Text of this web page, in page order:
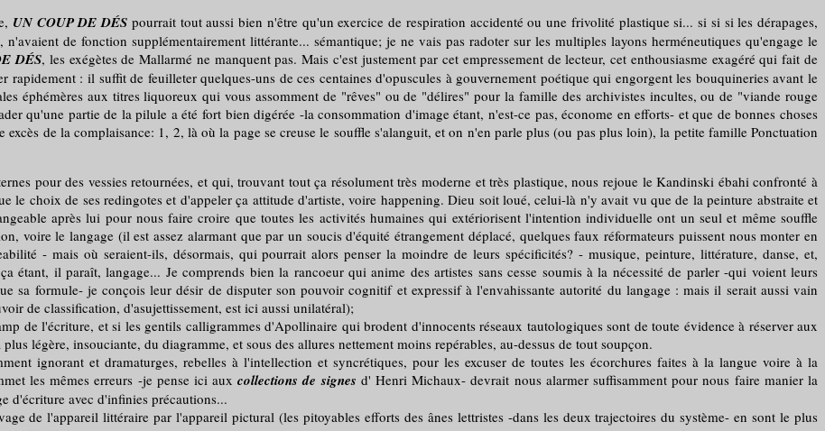
UN COUP DE DÉS pourrait tout aussi bien n'être qu'un exercice de respiration accidenté ou une frivolité plastique si... si si si les dérapages,
n'avaient de fonction supplémentairement littérante... sémantique; je ne vais pas radoter sur les multiples layons herméneutiques qu'engage le
DÉS, les exégètes de Mallarmé ne manquent pas. Mais c'est justement par cet empressement de lecteur, cet enthousiasme exagéré qui fait de
: il suffit de feuilleter quelques-uns de ces centaines d'opuscules à gouvernement poétique qui engorgent les bouquineries avant le
éphémères aux titres liquoreux qui vous assomment de "rêves" ou de "délires" pour la famille des archivistes incultes, ou de "viande rouge
qu'une partie de la pilule a été fort bien digérée -la consommation d'image étant, n'est-ce pas, économe en efforts- et que de bonnes choses
de la complaisance: 1, 2, là où la page se creuse le souffle s'alanguit, et on n'en parle plus (ou pas plus loin), la petite famille Ponctuation
pour des vessies retournées, et qui, trouvant tout ça résolument très moderne et très plastique, nous rejoue le Kandinski ébahi confronté à
le choix de ses redingotes et d'appeler ça attitude d'artiste, voire happening. Dieu soit loué, celui-là n'y avait vu que de la peinture abstraite et
après lui pour nous faire croire que toutes les activités humaines qui extériorisent l'intention individuelle ont un seul et même souffle
voire le langage (il est assez alarmant que par un soucis d'équité étrangement déplacé, quelques faux réformateurs puissent nous monter en
- mais où seraient-ils, désormais, qui pourrait alors penser la moindre de leurs spécificités? - musique, peinture, littérature, danse, et,
étant, il paraît, langage... Je comprends bien la rancoeur qui anime des artistes sans cesse soumis à la nécessité de parler -qui voient leurs
sa formule- je conçois leur désir de disputer son pouvoir cognitif et expressif à l'envahissante autorité du langage : mais il serait aussi vain
de classification, d'asujettissement, est ici aussi unilatéral);
et si les gentils calligrammes d'Apollinaire qui brodent d'innocents réseaux tautologiques sont de toute évidence à réserver aux
légère, insouciante, du diagramme, et sous des allures nettement moins repérables, au-dessus de tout soupçon.
ignorant et dramaturges, rebelles à l'intellection et syncrétiques, pour les excuser de toutes les écorchures faites à la langue voire à la
les mêmes erreurs -je pense ici auxcollections de signes d' Henri Michaux- devrait nous alarmer suffisamment pour nous faire manier la
d'écriture avec d'infinies précautions...
l'appareil littéraire par l'appareil pictural (les pitoyables efforts des ânes lettristes -dans les deux trajectoires du système- en sont le plus